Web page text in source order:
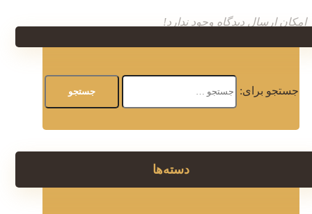
امکان ارسال دیدگاه وجود ندارد!
جستجو برای:
دسته‌ها